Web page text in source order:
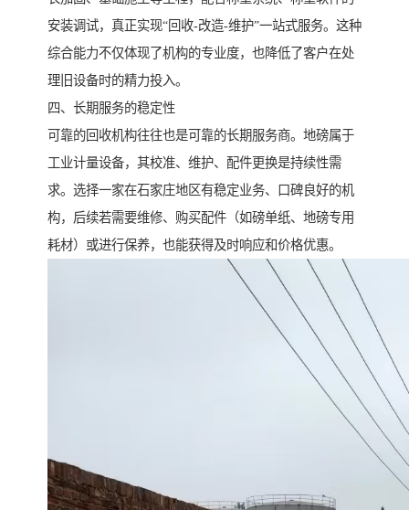
安装调试，真正实现“回收-改造-维护”一站式服务。这种
综合能力不仅体现了机构的专业度，也降低了客户在处
理旧设备时的精力投入。
四、长期服务的稳定性
可靠的回收机构往往也是可靠的长期服务商。地磅属于
工业计量设备，其校准、维护、配件更换是持续性需
求。选择一家在石家庄地区有稳定业务、口碑良好的机
构，后续若需要维修、购买配件（如磅单纸、地磅专用
耗材）或进行保养，也能获得及时响应和价格优惠。